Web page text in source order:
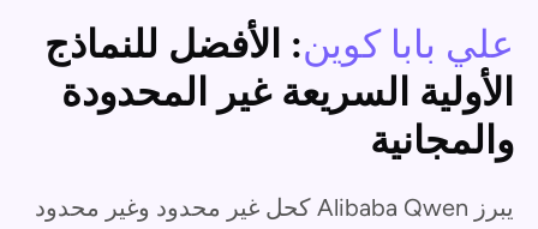
علي بابا كوين: الأفضل للنماذج
الأولية السريعة غير المحدودة
والمجانية
يبرز Alibaba Qwen كحل غير محدود وغير محدود